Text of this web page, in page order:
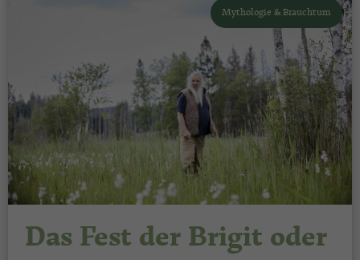
Mythologie & Brauchtum
Das Fest der Brigit oder